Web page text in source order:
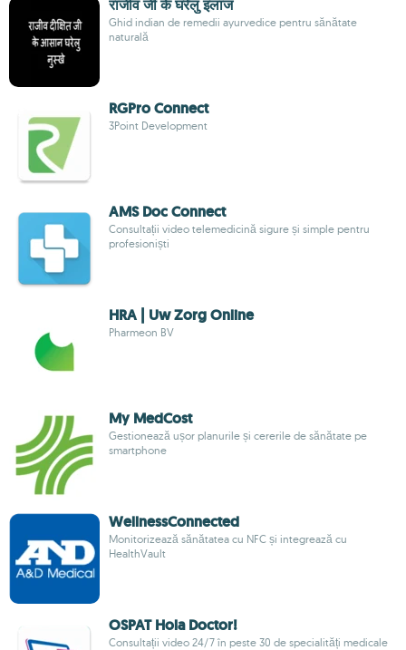
राजीव जी के घरेलु इलाज
Ghid indian de remedii ayurvedice pentru sănătate
naturală
RGPro Connect
3Point Development
AMS Doc Connect
Consultații video telemedicină sigure și simple pentru
profesioniști
HRA | Uw Zorg Online
Pharmeon BV
My MedCost
Gestionează ușor planurile și cererile de sănătate pe
smartphone
WellnessConnected
Monitorizează sănătatea cu NFC și integrează cu
HealthVault
OSPAT Hola Doctor!
Consultații video 24/7 în peste 30 de specialități medicale